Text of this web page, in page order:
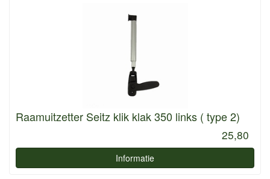
Raamuitzetter Seitz klik klak 350 links ( type 2)
25,80
Informatie